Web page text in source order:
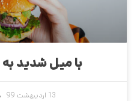
با میل شدید
13 اردیبهشت 99